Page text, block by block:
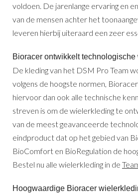
voldoen. De jarenlange ervaring en
van de mensen achter het
leveren hierbij uiteraard een zeer
Bioracer ontwikkelt
De kleding van het DSM Pro Team
volgens de hoogste normen,
hiervoor dan ook alle technische
streven is om de wielerkleding te
van de meest geavanceerde
eindproduct dat op het gebied van
BioComfort en BioRegulation de
Bestel nu alle wielerkleding in de
Hoogwaardige Bioracer